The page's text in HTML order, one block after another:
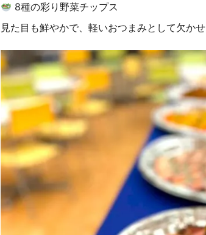
8種の彩り野菜チップス
見た目も鮮やかで、軽いおつまみとして欠か